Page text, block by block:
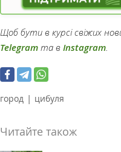
Щоб бути в курсі свіжих
Telegram та в Instagram
город | цибуля
Читайте також